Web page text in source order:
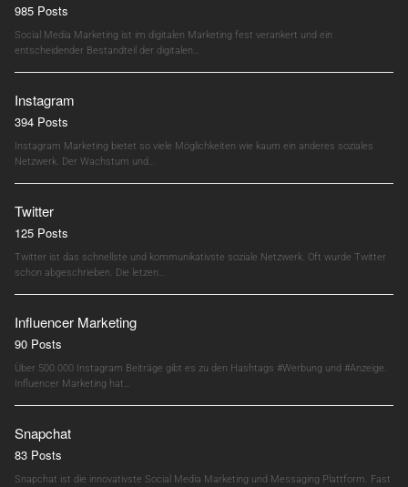
985 Posts
Social Media Marketing ist im digitalen Marketing fest verankert und ein
entscheidender Bestandteil der digitalen…
Instagram
394 Posts
Instagram Marketing bietet so viele Möglichkeiten wie kaum ein anderes soziales
Netzwerk. Der Wachstum und…
Twitter
125 Posts
Twitter ist das schnellste und kommunikativste soziale Netzwerk. Oft wurde Twitter
schon abgeschrieben. Die letzen…
Influencer Marketing
90 Posts
Über 500.000 Instagram Beiträge gibt es zu den Hashtags #Werbung und #Anzeige.
Influencer Marketing hat…
Snapchat
83 Posts
Snapchat ist die innovativste Social Media Marketing und Messaging Plattform. Fast